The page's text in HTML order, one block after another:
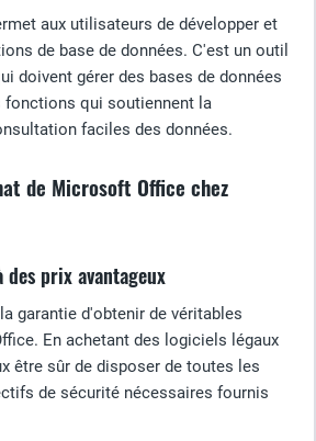
aux utilisateurs de développer et
de base de données. C'est un outil
doivent gérer des bases de données
fonctions qui soutiennent la
faciles des données.
de Microsoft Office chez
des prix avantageux
garantie d'obtenir de véritables
En achetant des logiciels légaux
être sûr de disposer de toutes les
de sécurité nécessaires fournis